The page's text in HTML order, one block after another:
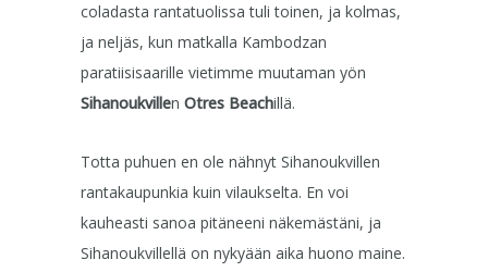
coladasta rantatuolissa tuli toinen, ja kolmas,
ja neljäs, kun matkalla Kambodzan
paratiisisaarille vietimme muutaman yön
Sihanoukvillen Otres Beachillä.
Totta puhuen en ole nähnyt Sihanoukvillen
rantakaupunkia kuin vilaukselta. En voi
kauheasti sanoa pitäneeni näkemästäni, ja
Sihanoukvillellä on nykyään aika huono maine.